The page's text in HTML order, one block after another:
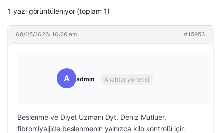
1 yazı görüntüleniyor (toplam 1)
08/05/2026: 10:26 am #15953
A admin Anahtar yönetici
Beslenme ve Diyet Uzmanı Dyt. Deniz Mutluer,
fibromiyaljide beslenmenin yalnızca kilo kontrolü için